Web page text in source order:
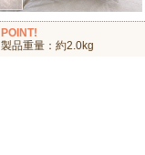
POINT!
製品重量：約2.0kg